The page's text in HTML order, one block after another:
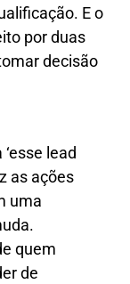
E o
por duas
decisão
lead
as ações
uma
quem
de